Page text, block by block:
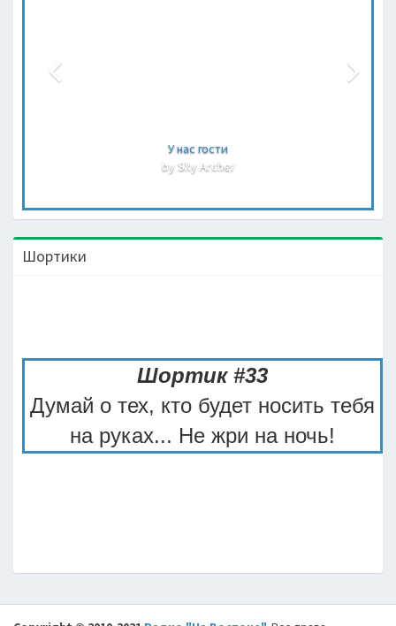
У нас гости
by Sky Archer
Шортики
Шортик #33
Думай о тех, кто будет носить тебя
на руках... Не жри на ночь!